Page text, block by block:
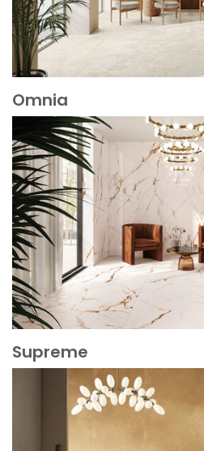
Omnia
Supreme